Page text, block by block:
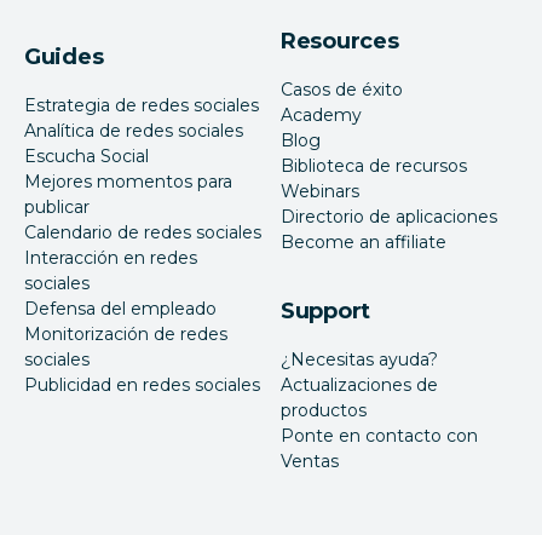
Guides
Estrategia de redes sociales
Analítica de redes sociales
Escucha Social
Mejores momentos para
publicar
Calendario de redes sociales
Interacción en redes
sociales
Defensa del empleado
Monitorización de redes
sociales
Publicidad en redes sociales
Resources
Casos de éxito
Academy
Blog
Biblioteca de recursos
Webinars
Directorio de aplicaciones
Become an affiliate
Support
¿Necesitas ayuda?
Actualizaciones de
productos
Ponte en contacto con
Ventas